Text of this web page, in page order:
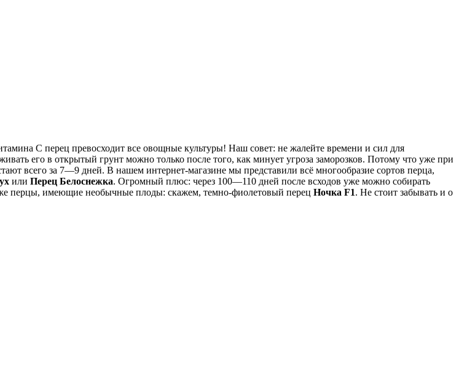
С перец превосходит все овощные культуры! Наш совет: не жалейте времени и сил для
его в открытый грунт можно только после того, как минует угроза заморозков. Потому что уже при
всего за 7—9 дней. В нашем интернет-магазине мы представили всё многообразие сортов перца,
или Перец Белоснежка. Огромный плюс: через 100—110 дней после всходов уже можно собирать
перцы, имеющие необычные плоды: скажем, темно-фиолетовый перец Ночка F1. Не стоит забывать и о